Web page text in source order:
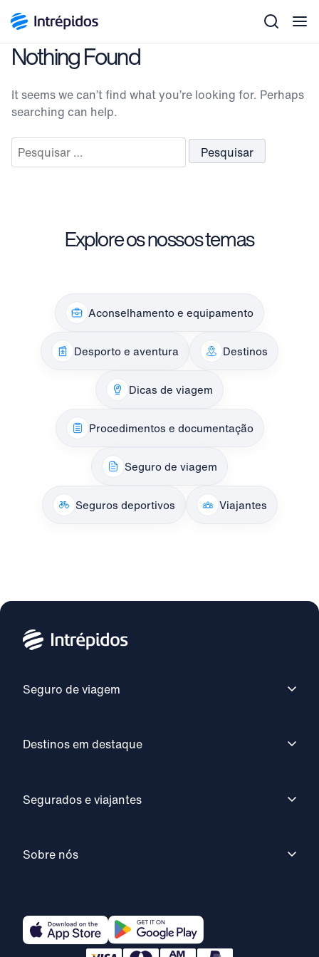
Nothing Found
It seems we can’t find what you’re looking for. Perhaps
searching can help.
Pesquisar
por:
Explore os nossos temas
Aconselhamento e equipamento
Desporto e aventura Destinos
Dicas de viagem
Procedimentos e documentação
Seguro de viagem
Seguros deportivos Viajantes
Seguro de viagem
Destinos em destaque
Segurados e viajantes
Sobre nós